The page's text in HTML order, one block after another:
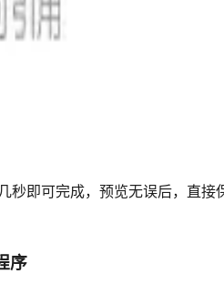
秒即可完成，预览无误后，直接
序